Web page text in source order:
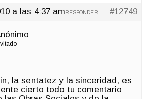
a las 4:37 am #12749
RESPONDER
la sentatez y la sinceridad, es
cierto todo tu comentario